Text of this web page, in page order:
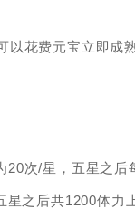
花费元宝立即成
次/星，五星之后
之后共1200体力